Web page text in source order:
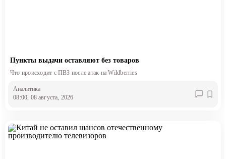
Пункты выдачи оставляют без товаров
Что происходит с ПВЗ после атак на Wildberries
Аналитика
08:00, 08 августа, 2026